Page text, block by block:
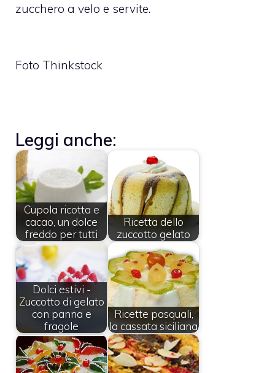
zucchero a velo e servite.
Foto Thinkstock
Leggi anche:
Cupola ricotta e
cacao, un dolce
freddo per tutti
Ricetta dello
zuccotto gelato
Dolci estivi -
Zuccotto di gelato
con panna e
fragole
Ricette pasquali,
la cassata siciliana